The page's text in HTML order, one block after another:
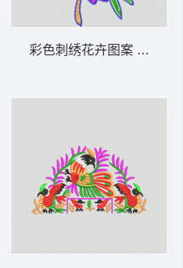
彩色刺绣花卉图案 靓花